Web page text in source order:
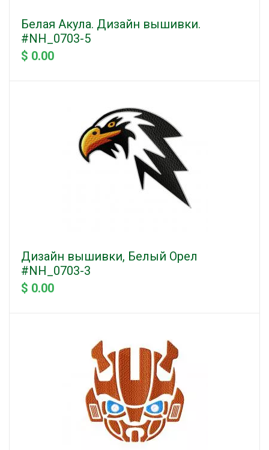
Белая Акула. Дизайн вышивки.
#NH_0703-5
$ 0.00
Дизайн вышивки, Белый Орел
#NH_0703-3
$ 0.00